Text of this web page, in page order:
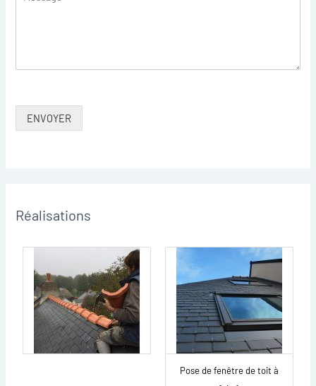
ENVOYER
Réalisations
Pose de fenêtre de toit à